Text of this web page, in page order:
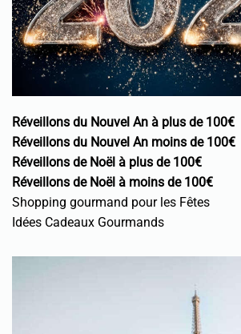
Réveillons du Nouvel An à plus de 100€
Réveillons du Nouvel An moins de 100€
Réveillons de Noël à plus de 100€
Réveillons de Noël à moins de 100€
Shopping gourmand pour les Fêtes
Idées Cadeaux Gourmands